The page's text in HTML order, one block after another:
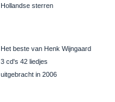
Hollandse sterren
Het beste van Henk Wijngaard
3 cd's 42 liedjes
uitgebracht in 2006